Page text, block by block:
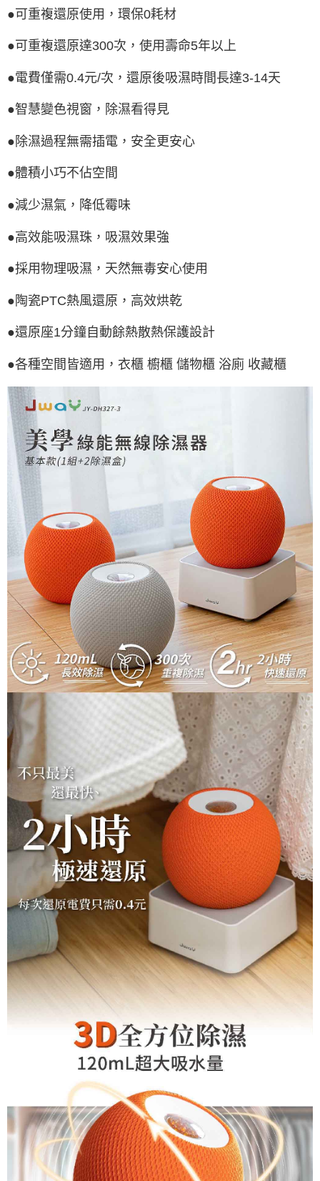
●可重複還原使用，環保0耗材
●可重複還原達300次，使用壽命5年以上
●電費僅需0.4元/次，還原後吸濕時間長達3-14天
●智慧變色視窗，除濕看得見
●除濕過程無需插電，安全更安心
●體積小巧不佔空間
●減少濕氣，降低霉味
●高效能吸濕珠，吸濕效果強
●採用物理吸濕，天然無毒安心使用
●陶瓷PTC熱風還原，高效烘乾
●還原座1分鐘自動餘熱散熱保護設計
●各種空間皆適用，衣櫃 櫥櫃 儲物櫃 浴廁 收藏櫃